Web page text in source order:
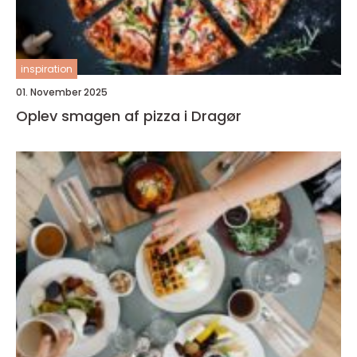
inspiration
01. November 2025
Oplev smagen af pizza i Dragør